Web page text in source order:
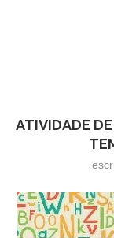
ATIVIDADE